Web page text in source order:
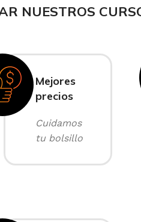
NUESTROS
Mejores
precios
Cuidamos
tu bolsillo